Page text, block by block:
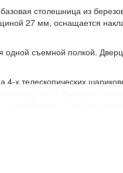
столешница из
27 мм, оснащается
съемной полкой.
х телескопических
до 30 кг. Внутренняя
с фиксатором в
Лицевая панель